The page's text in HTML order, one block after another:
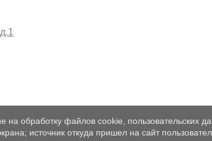
на обработку файлов cookie,
источник откуда пришел на сайт